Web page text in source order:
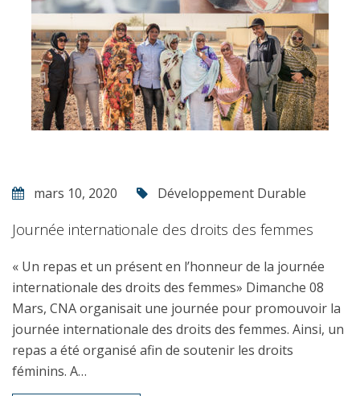
mars 10, 2020 Développement Durable
Journée internationale des droits des femmes
« Un repas et un présent en l’honneur de la journée
internationale des droits des femmes» Dimanche 08
Mars, CNA organisait une journée pour promouvoir la
journée internationale des droits des femmes. Ainsi, un
repas a été organisé afin de soutenir les droits
féminins. A…